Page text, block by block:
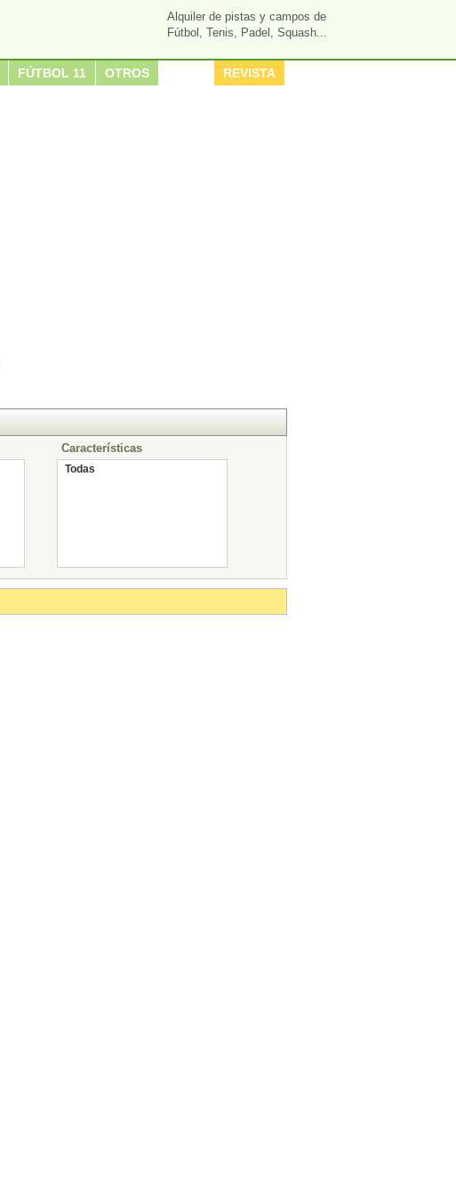
Alquiler de pistas y campos de
Fútbol, Tenis, Padel, Squash...
FÚTBOL 11 OTROS REVISTA
Características
Todas